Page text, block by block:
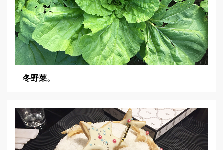
冬野菜。